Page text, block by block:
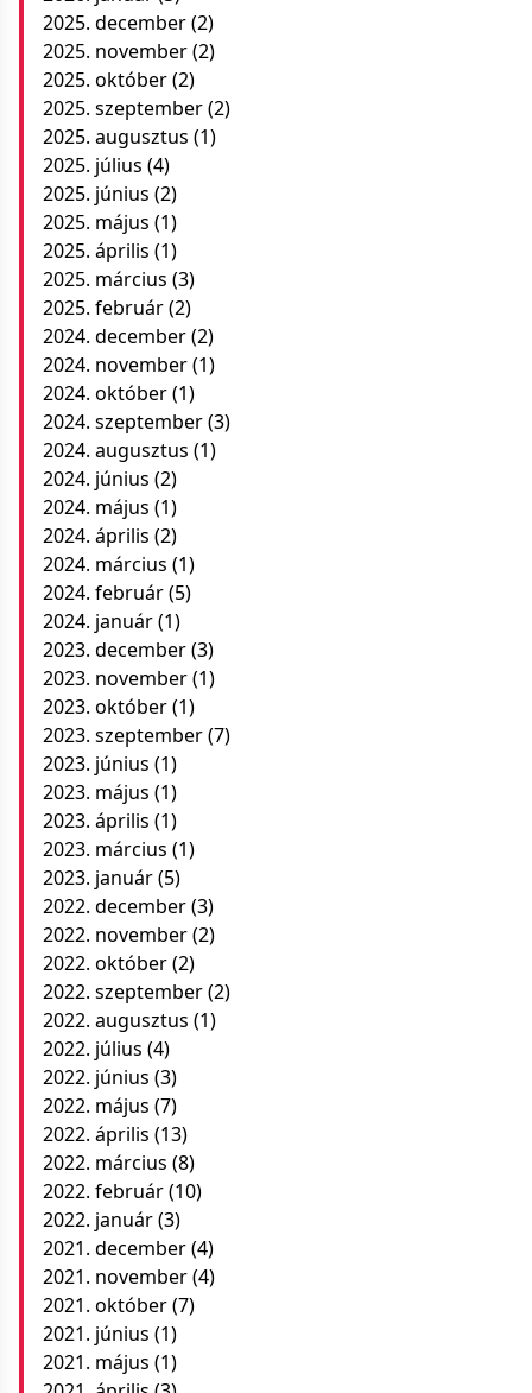
2025. december(2)
2025. november(2)
2025. október(2)
2025. szeptember(2)
2025. augusztus (1)
2025. július (4)
2025. június (2)
2025. május (1)
2025. április (1)
2025. március (3)
2025. február(2)
2024. december(2)
2024. november(1)
2024. október(1)
2024. szeptember(3)
2024. augusztus (1)
2024. június (2)
2024. május (1)
2024. április (2)
2024. március (1)
2024. február(5)
2024. január(1)
2023. december(3)
2023. november(1)
2023. október(1)
2023. szeptember(7)
2023. június (1)
2023. május (1)
2023. április (1)
2023. március (1)
2023. január(5)
2022. december(3)
2022. november(2)
2022. október(2)
2022. szeptember(2)
2022. augusztus (1)
2022. július (4)
2022. június (3)
2022. május (7)
2022. április (13)
2022. március (8)
2022. február(10)
2022. január(3)
2021. december(4)
2021. november(4)
2021. október(7)
2021. június (1)
2021. május (1)